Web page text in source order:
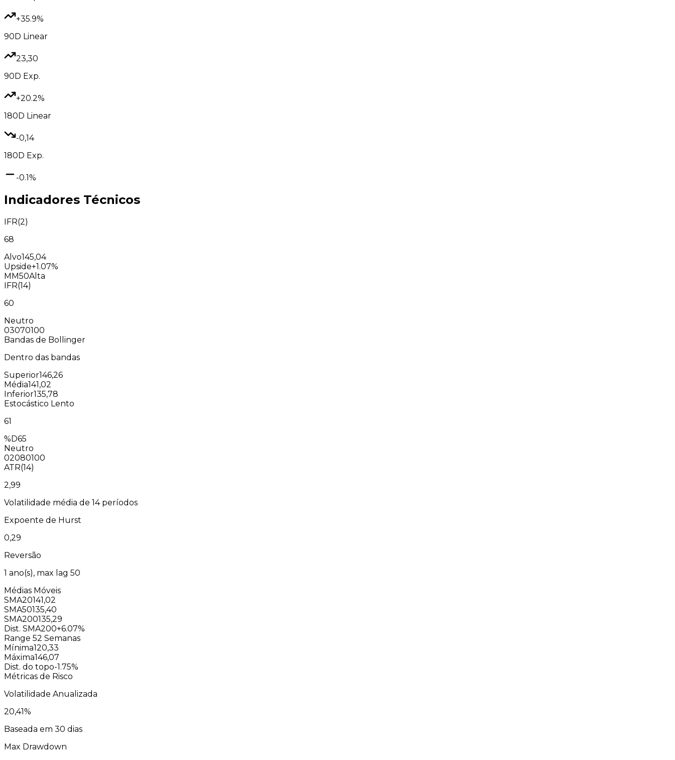
+35.9%
90D Linear
23,30
90D Exp.
+20.2%
180D Linear
-0,14
180D Exp.
-0.1%
Indicadores Técnicos
IFR(2)
68
Alvo145,04
Upside+1.07%
MM50Alta
IFR(14)
60
Neutro
03070100
Bandas de Bollinger
Dentro das bandas
Superior146,26
Média141,02
Inferior135,78
Estocástico Lento
61
%D65
Neutro
02080100
ATR(14)
2,99
Volatilidade média de 14 períodos
Expoente de Hurst
0,29
Reversão
1 ano(s), max lag 50
Médias Móveis
SMA20141,02
SMA50135,40
SMA200135,29
Dist. SMA200+6.07%
Range 52 Semanas
Mínima120,33
Máxima146,07
Dist. do topo-1.75%
Métricas de Risco
Volatilidade Anualizada
20,41%
Baseada em 30 dias
Max Drawdown